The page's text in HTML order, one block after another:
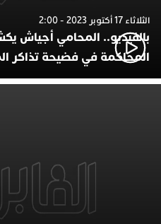
الثلاثاء 17 أكتوبر 2023 - 2:00
بالفيديو.. المحامي أجياش
المحاكمة في فضيحة تذاكر